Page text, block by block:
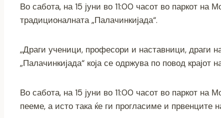
c
e
b
o
k
tt
er
ss
e
n
g
er e
gr
a
m
at
A
p
p
Li
n
ai
Во сабота, на 15 јуни во 11:00 часот во паркот на
традиционалната „Палачинкијада“.
„Драги ученици, професори и наставници, драги
„Палачинкијада“ која се одржува по повод крајот
Во сабота, на 15 јуни во 11:00 часот во паркот
пееме, а исто така ќе ги прогласиме и